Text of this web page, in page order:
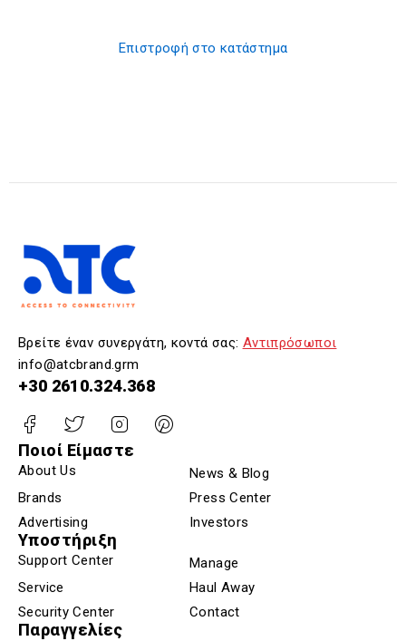
Επιστροφή στο κατάστημα
Βρείτε έναν συνεργάτη, κοντά σας: Αντιπρόσωποι
info@atcbrand.grm
+30 2610.324.368
Ποιοί Είμαστε
About Us
News & Blog
Brands
Press Center
Advertising
Investors
Υποστήριξη
Support Center
Manage
Service
Haul Away
Security Center
Contact
Παραγγελίες